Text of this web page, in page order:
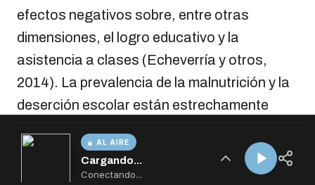
AL AIRE
Cargando...
Conectando...